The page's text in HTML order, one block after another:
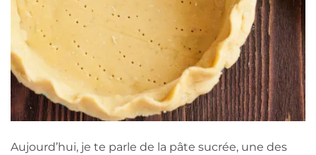
Aujourd’hui, je te parle de la pâte sucrée, une des